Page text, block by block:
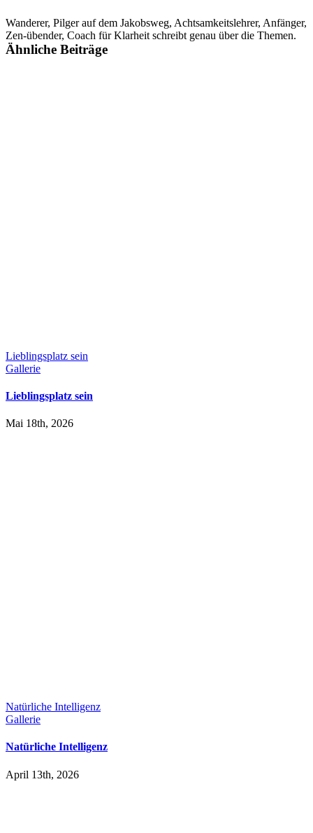
Wanderer, Pilger auf dem Jakobsweg, Achtsamkeitslehrer, Anfänger,
Zen-übender, Coach für Klarheit schreibt genau über die Themen.
Ähnliche Beiträge
Lieblingsplatz sein
Gallerie
Lieblingsplatz sein
Mai 18th, 2026
Natürliche Intelligenz
Gallerie
Natürliche Intelligenz
April 13th, 2026